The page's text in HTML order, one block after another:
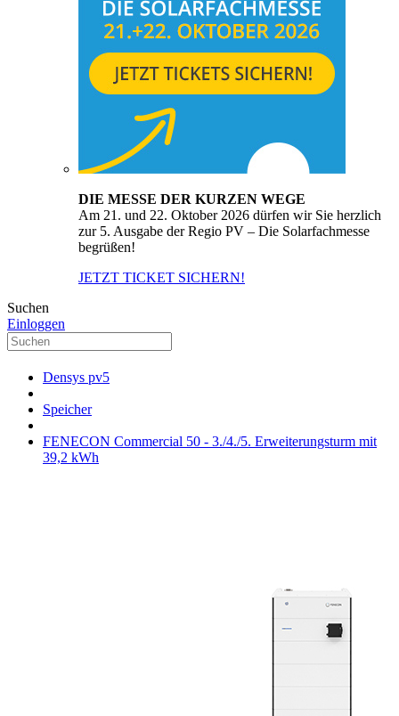
DIE MESSE DER KURZEN WEGE
Am 21. und 22. Oktober 2026 dürfen wir Sie herzlich
zur 5. Ausgabe der Regio PV – Die Solarfachmesse
begrüßen!
JETZT TICKET SICHERN!
Suchen
Einloggen
Densys pv5
Speicher
FENECON Commercial 50 - 3./4./5. Erweiterungsturm mit
39,2 kWh